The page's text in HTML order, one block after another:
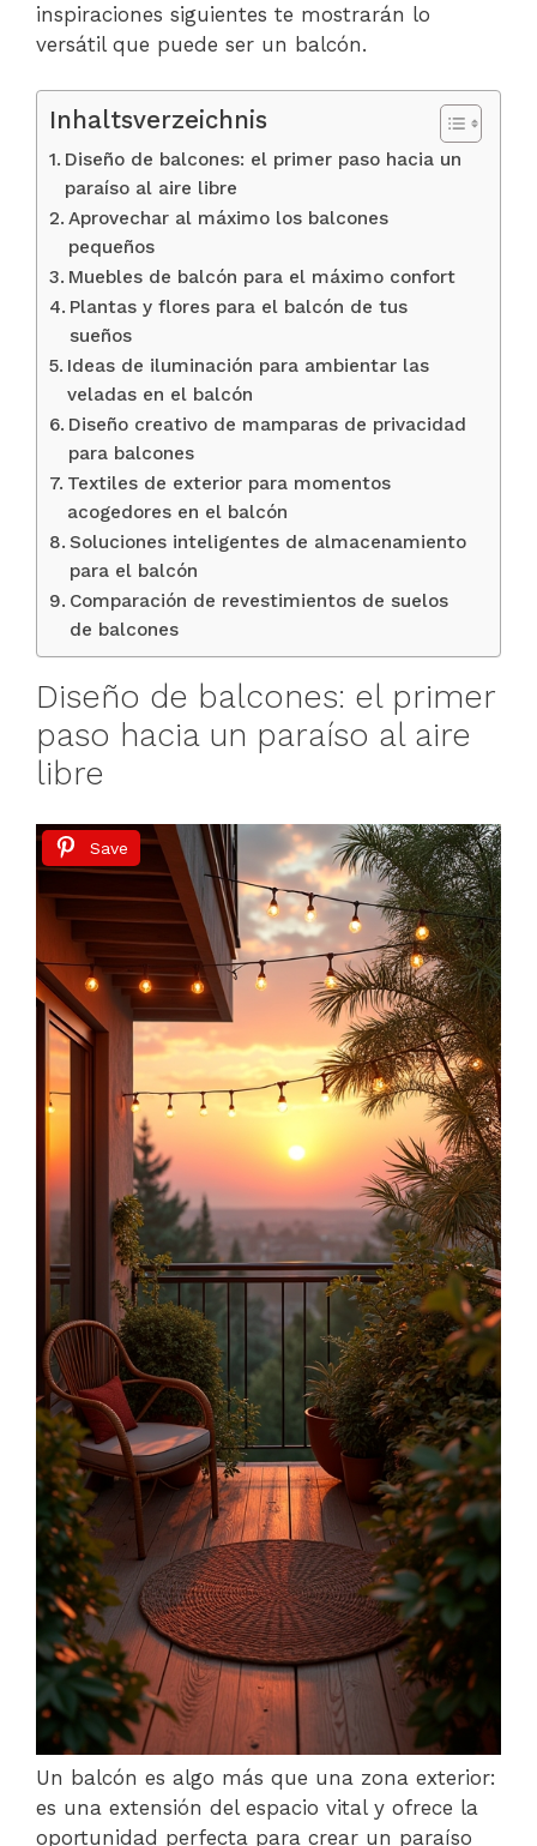
inspiraciones siguientes te mostrarán lo
versátil que puede ser un balcón.
Inhaltsverzeichnis
Diseño de balcones: el primer paso hacia un
paraíso al aire libre
Aprovechar al máximo los balcones
pequeños
Muebles de balcón para el máximo confort
Plantas y flores para el balcón de tus
sueños
Ideas de iluminación para ambientar las
veladas en el balcón
Diseño creativo de mamparas de privacidad
para balcones
Textiles de exterior para momentos
acogedores en el balcón
Soluciones inteligentes de almacenamiento
para el balcón
Comparación de revestimientos de suelos
de balcones
Diseño de balcones: el primer
paso hacia un paraíso al aire
libre
Save
Un balcón es algo más que una zona exterior:
es una extensión del espacio vital y ofrece la
oportunidad perfecta para crear un paraíso